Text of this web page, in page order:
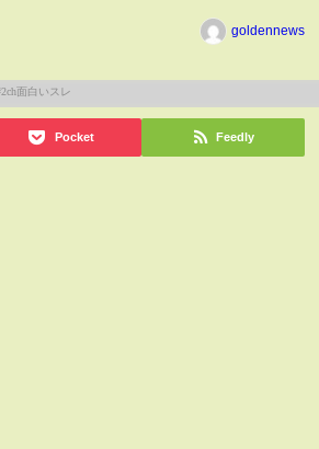
goldennews
Pocket Feedly